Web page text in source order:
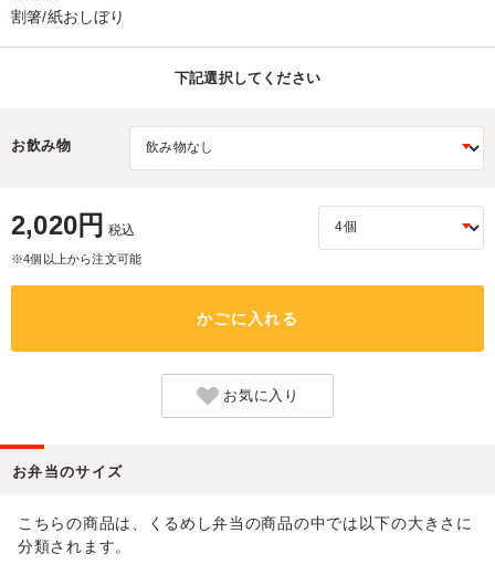
割箸/紙おしぼり
下記選択してください
お飲み物
2,020円 税込
※4個以上から注文可能
かごに入れる
お気に入り
お弁当のサイズ
こちらの商品は、くるめし弁当の商品の中では以下の大きさに
分類されます。